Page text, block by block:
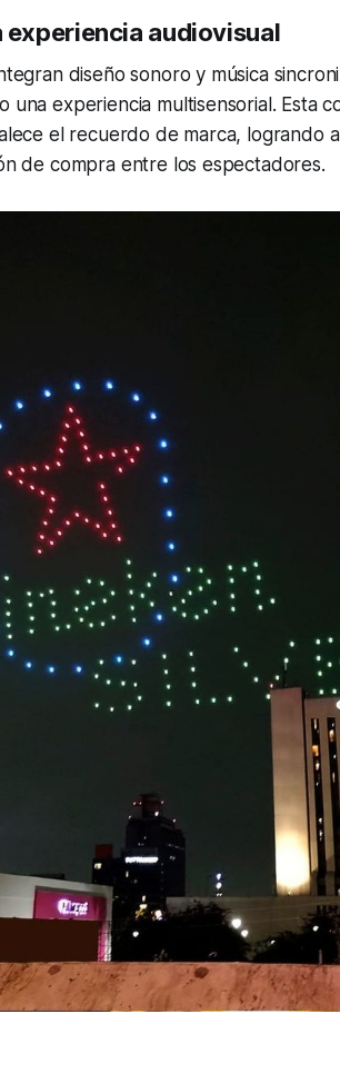
experiencia audiovisual
diseño sonoro y música
una experiencia multisensorial. Esta
el recuerdo de marca, logrando
de compra entre los espectadores.